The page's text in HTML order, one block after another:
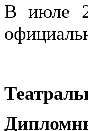
В июле